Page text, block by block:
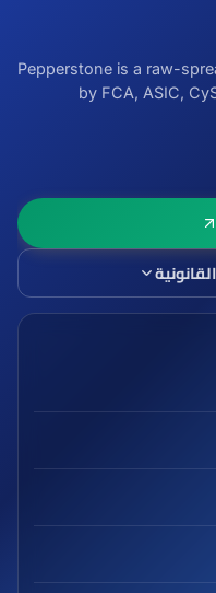
Pepperstone is a raw-
by FCA, ASIC,